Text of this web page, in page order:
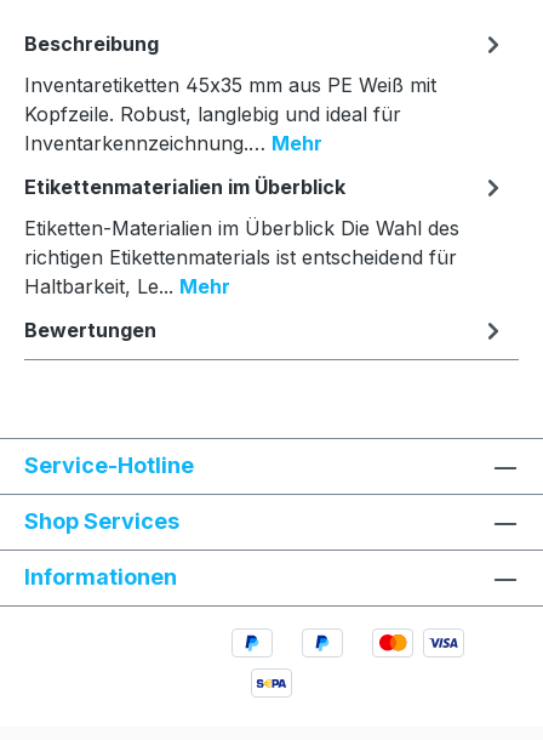
Beschreibung
Inventaretiketten 45x35 mm aus PE Weiß mit
Kopfzeile. Robust, langlebig und ideal für
Inventarkennzeichnung.… Mehr
Etikettenmaterialien im Überblick
Etiketten-Materialien im Überblick Die Wahl des
richtigen Etikettenmaterials ist entscheidend für
Haltbarkeit, Le... Mehr
Bewertungen
Service-Hotline
Shop Services
Informationen